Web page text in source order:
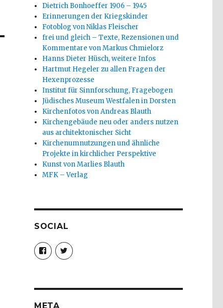
Dietrich Bonhoeffer 1906 – 1945
Erinnerungen der Kriegskinder
Fotoblog von Niklas Fleischer
frei und gleich – Texte, Rezensionen und
Kommentare von Markus Chmielorz
Hanns Dieter Hüsch, weitere Infos
Hartmut Hegeler zu allen Fragen der
Hexenprozesse
Institut für Sinnforschung, Fragebogen
Jüdisches Museum Westfalen in Dorsten
Kirchenfotos von Andreas Blauth
Kirchengebäude neu oder anders nutzen
aus architektonischer Sicht
Kirchenumnutzungen und ähnliche
Projekte in kirchlicher Perspektive
Kunst von Marlies Blauth
MFK – Verlag
SOCIAL
Profil
von
christoph.fleischer1
anzeigen
Profil
von
anzeigen
META